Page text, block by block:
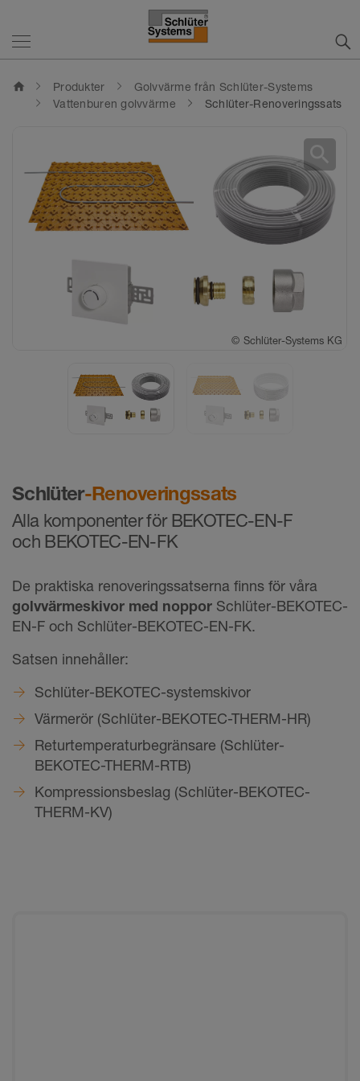
home Produkter
Golvvärme från Schlüter-Systems
Vattenburen golvvärme
Schlüter-Renoveringssats
Schlüter-Renoveringssats
Alla komponenter för BEKOTEC-EN-F
och BEKOTEC-EN-FK
De praktiska renoveringssatserna finns för våra
golvvärmeskivor med noppor Schlüter-BEKOTEC-
EN-F och Schlüter-BEKOTEC-EN-FK.
Satsen innehåller:
Schlüter-BEKOTEC-systemskivor
Värmerör (Schlüter-BEKOTEC-THERM-HR)
Returtemperaturbegränsare (Schlüter-
BEKOTEC-THERM-RTB)
Kompressionsbeslag (Schlüter-BEKOTEC-
THERM-KV)
© Schlüter-Systems KG
© Schlüter-Systems KG